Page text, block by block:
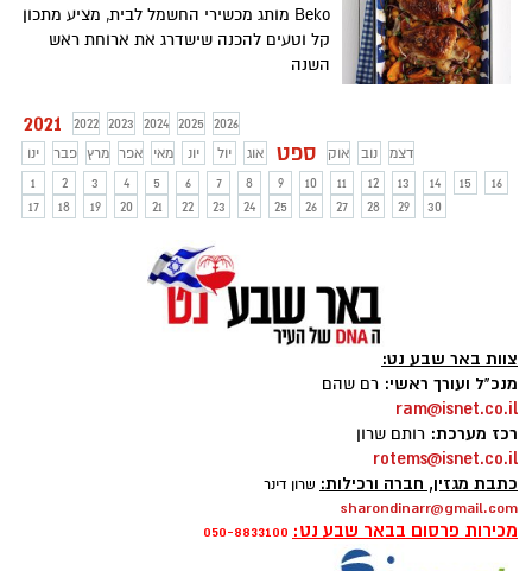
Beko מותג מכשירי החשמל לבית, מציע מתכון
קל וטעים להכנה שישדרג את ארוחת ראש
השנה
2021 2022 2023 2024 2025
2026
ינו
פבר מרץ אפר מאי יונ יול אוג ספט אוק נוב
דצמ
1
2 3 4 5 6 7 8 9 10 11 12 13 14 15
16
17
18 19 20 21 22 23 24 25 26 27 28 29 30
צוות באר שבע נט:
מנכ"ל ועורך ראשי: רם שהם
ram@isnet.co.il
רכז מערכת: רותם שרון
rotems@isnet.co.il
כתבת מגזין, חברה ורכילות: שרון דינר
sharondinarr@gmail.com
מכירות פרסום בבאר שבע נט: 050-8833100